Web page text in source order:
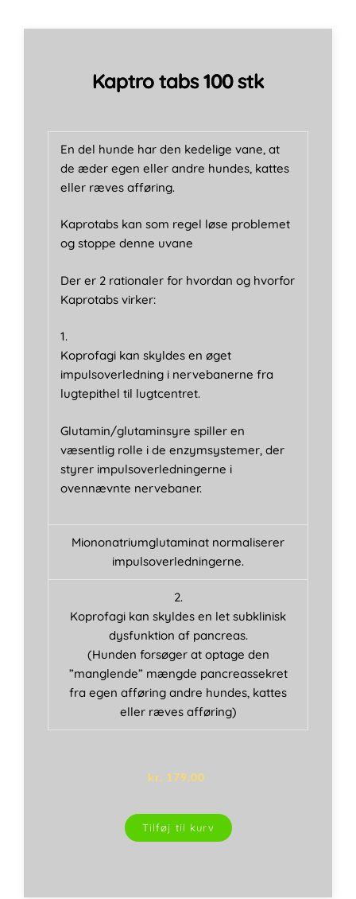
Kaptro tabs 100 stk
En del hunde har den kedelige vane, at
de æder egen eller andre hundes, kattes
eller ræves afføring.
Kaprotabs kan som regel løse problemet
og stoppe denne uvane
Der er 2 rationaler for hvordan og hvorfor
Kaprotabs virker:
1.
Koprofagi kan skyldes en øget
impulsoverledning i nervebanerne fra
lugtepithel til lugtcentret.
Glutamin/glutaminsyre spiller en
væsentlig rolle i de enzymsystemer, der
styrer impulsoverledningerne i
ovennævnte nervebaner.
Miononatriumglutaminat normaliserer
impulsoverledningerne.
2.
Koprofagi kan skyldes en let subklinisk
dysfunktion af pancreas.
(Hunden forsøger at optage den
”manglende” mængde pancreassekret
fra egen afføring andre hundes, kattes
eller ræves afføring)
kr. 179,00
Tilføj til kurv